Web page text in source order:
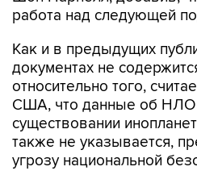
работа над следующей
Как и в предыдущих
документах не
относительно того,
США, что данные об НЛО
существовании
также не указывается,
угрозу национальной